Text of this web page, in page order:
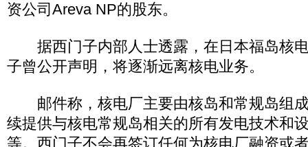
资公司Areva NP的股东。
据西门子内部人士透露，在日本福岛核
子曾公开声明，将逐渐远离核电业务。
邮件称，核电厂主要由核岛和常规岛组
续提供与核电常规岛相关的所有发电技术和
等。西门子不会再签订任何为核电厂融资或